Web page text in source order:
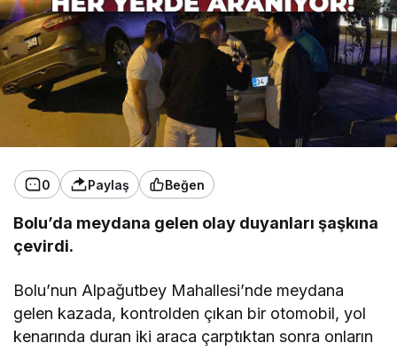
0 Paylaş Beğen
Bolu’da meydana gelen olay duyanları şaşkına
çevirdi.
Bolu’nun Alpağutbey Mahallesi’nde meydana
gelen kazada, kontrolden çıkan bir otomobil, yol
kenarında duran iki araca çarptıktan sonra onların